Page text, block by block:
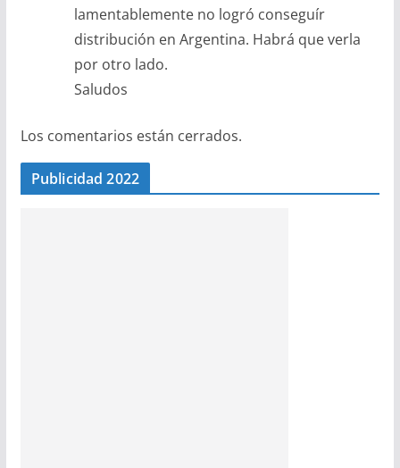
lamentablemente no logró conseguír
distribución en Argentina. Habrá que verla
por otro lado.
Saludos
Los comentarios están cerrados.
Publicidad 2022